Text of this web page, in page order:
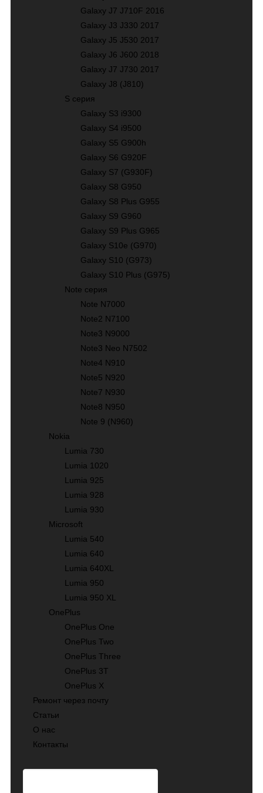
Galaxy J7 J710F 2016
Galaxy J3 J330 2017
Galaxy J5 J530 2017
Galaxy J6 J600 2018
Galaxy J7 J730 2017
Galaxy J8 (J810)
S серия
Galaxy S3 i9300
Galaxy S4 i9500
Galaxy S5 G900h
Galaxy S6 G920F
Galaxy S7 (G930F)
Galaxy S8 G950
Galaxy S8 Plus G955
Galaxy S9 G960
Galaxy S9 Plus G965
Galaxy S10е (G970)
Galaxy S10 (G973)
Galaxy S10 Plus (G975)
Note серия
Note N7000
Note2 N7100
Note3 N9000
Note3 Neo N7502
Note4 N910
Note5 N920
Note7 N930
Note8 N950
Note 9 (N960)
Nokia
Lumia 730
Lumia 1020
Lumia 925
Lumia 928
Lumia 930
Microsoft
Lumia 540
Lumia 640
Lumia 640XL
Lumia 950
Lumia 950 XL
OnePlus
OnePlus One
OnePlus Two
OnePlus Three
OnePlus 3T
OnePlus X
Ремонт через почту
Статьи
О нас
Контакты